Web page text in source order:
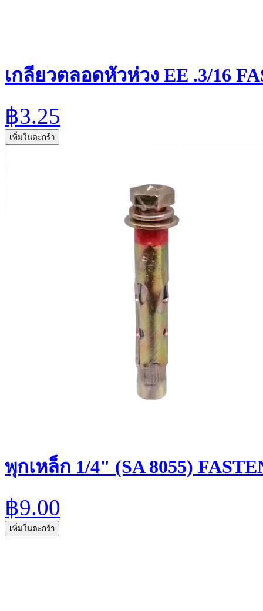
เกลียวตลอดหัวห่วง EE .3/16
฿3.25
เพิ่มในตะกร้า
พุกเหล็ก 1/4" (SA 8055)
฿9.00
เพิ่มในตะกร้า